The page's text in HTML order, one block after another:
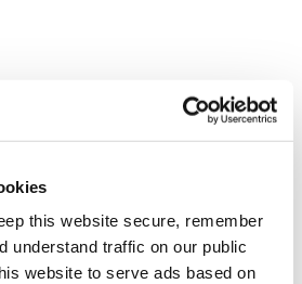
this website secure, remember
understand traffic on our public
website to serve ads based on
cómo los papás facilitan las rutinas
los educadores mejoran el aprendizaje
a Junga.
a fomentar entornos positivos en
con Junga.